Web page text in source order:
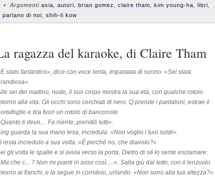
• Argomenti asia autori brian gomez claire tham kim young-ha libri
parlano di noi shih-li kow
ragazza del karaoke, di Claire Tham
stato fantastico», dice con voce lenta, impastata di sonno. «Sei stata
sei del mattino, nudo, il suo corpo mostra la sua età, con qualche rotolo
alla vita. Gli occhi sono cerchiati di nero. Q prende i pantaloni, estrae il
e tira fuori un rotolo di banconote.
ti devo… Fa niente, prendili tutti».
guarda la sua mano tesa, incredula. «Non voglio i tuoi soldi».
resta incredulo a sua volta. «È perché no, che diavolo?»
gli volta le spalle e si avvia verso la porta. Dietro di sé lo sente esclamare:
che c…? Non mi pianti in asso così….». Salta giù dal letto, con il lenzuolo
ai fianchi, e la segue in corridoio, urlando: «Non sono alla tua altezza?».